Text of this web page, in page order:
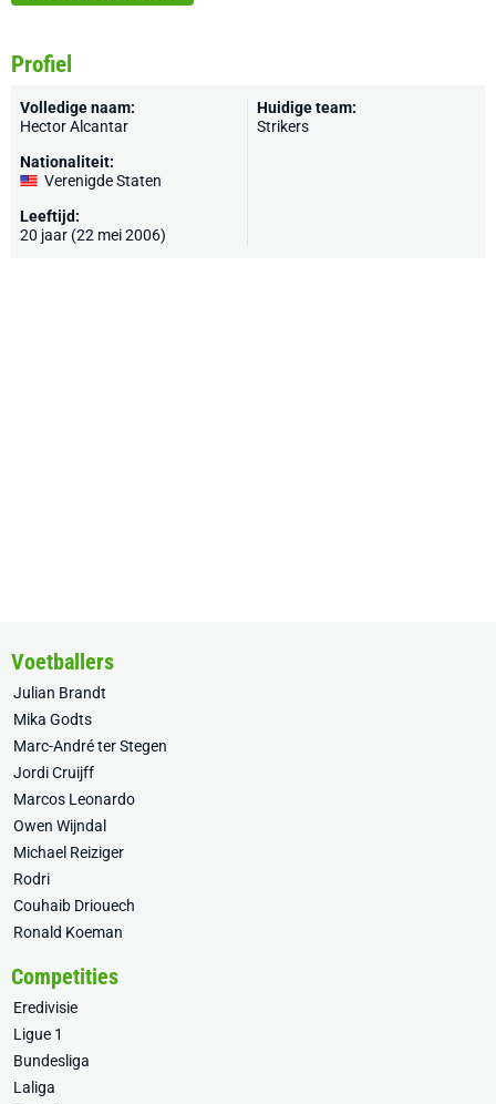
Profiel
Volledige naam:
Hector Alcantar
Nationaliteit:
Verenigde Staten
Leeftijd:
20 jaar (22 mei 2006)
Huidige team:
Strikers
Voetballers
Julian Brandt
Mika Godts
Marc-André ter Stegen
Jordi Cruijff
Marcos Leonardo
Owen Wijndal
Michael Reiziger
Rodri
Couhaib Driouech
Ronald Koeman
Competities
Eredivisie
Ligue 1
Bundesliga
Laliga